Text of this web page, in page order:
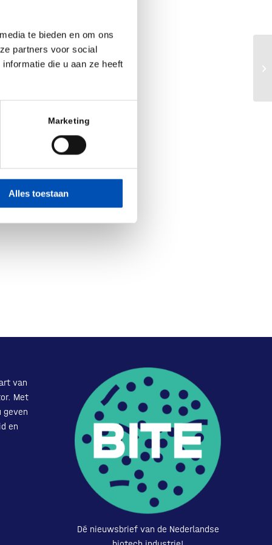
te bieden en om ons
partners voor social
die u aan ze heeft
Marketing
Alles toestaan
van
Met
geven
en
Dé nieuwsbrief van de Nederlandse